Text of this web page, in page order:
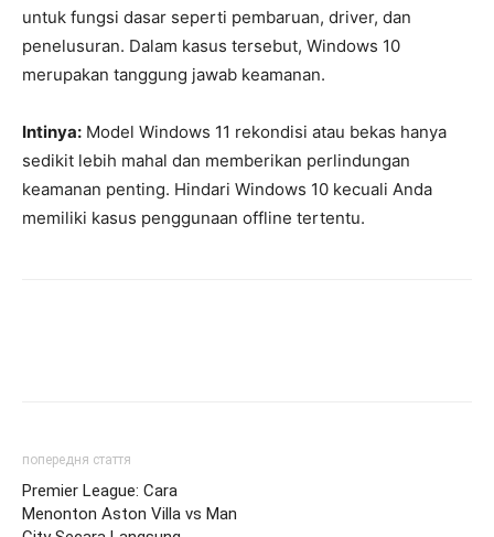
untuk fungsi dasar seperti pembaruan, driver, dan
penelusuran. Dalam kasus tersebut, Windows 10
merupakan tanggung jawab keamanan.
Intinya: Model Windows 11 rekondisi atau bekas hanya
sedikit lebih mahal dan memberikan perlindungan
keamanan penting. Hindari Windows 10 kecuali Anda
memiliki kasus penggunaan offline tertentu.
попередня стаття
Premier League: Cara
Menonton Aston Villa vs Man